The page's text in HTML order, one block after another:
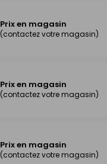
Prix en magasin
(contactez votre magasin)
Prix en magasin
(contactez votre magasin)
Prix en magasin
(contactez votre magasin)